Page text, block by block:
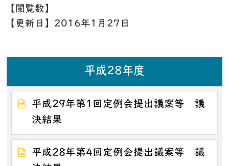
【閲覧数】
【更新日】 2016年1月27日
平成28年度
平成29年第1回定例会提出議案等 議
決結果
平成28年第4回定例会提出議案等 議